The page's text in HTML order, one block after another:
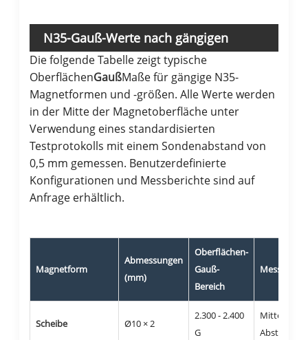
N35-Gauß-Werte nach gängigen
Magnetkonfigurationen
Die folgende Tabelle zeigt typische
OberflächenGaußMaße für gängige N35-
Magnetformen und -größen. Alle Werte werden
in der Mitte der Magnetoberfläche unter
Verwendung eines standardisierten
Testprotokolls mit einem Sondenabstand von
0,5 mm gemessen. Benutzerdefinierte
Konfigurationen und Messberichte sind auf
Anfrage erhältlich.
Magnetform
Abmessungen
(mm)
Oberflächen-
Gauß-
Bereich
Scheibe Ø10 × 2
2.300 - 2.400
G
Mitte, 0,5
Abstand